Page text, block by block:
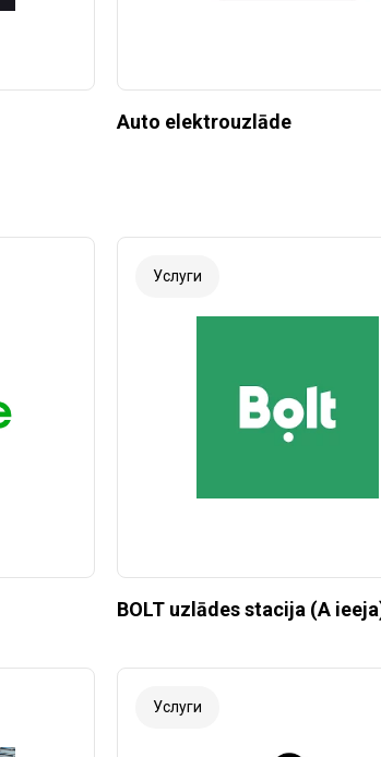
Auto elektrouzlāde
Услуги
BOLT uzlādes stacija (A
Услуги